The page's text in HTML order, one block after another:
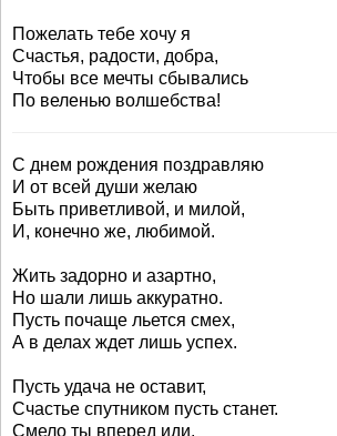
Пожелать тебе хочу я
Счастья, радости, добра,
Чтобы все мечты сбывались
По веленью волшебства!
С днем рождения поздравляю
И от всей души желаю
Быть приветливой, и милой,
И, конечно же, любимой.
Жить задорно и азартно,
Но шали лишь аккуратно.
Пусть почаще льется смех,
А в делах ждет лишь успех.
Пусть удача не оставит,
Счастье спутником пусть станет.
Смело ты вперед иди,